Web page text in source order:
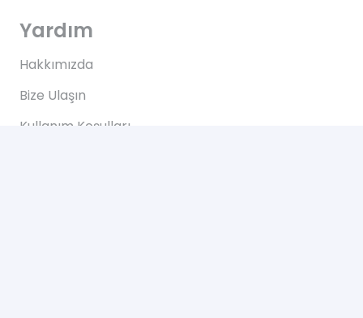
Yardım
Hakkımızda
Bize Ulaşın
Kullanım Koşulları